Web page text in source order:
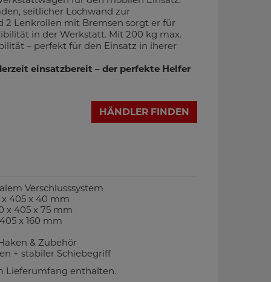
seitlicher Lochwand zur
Lenkrollen mit Bremsen sorgt er für
in der Werkstatt. Mit 200 kg max.
– perfekt für den Einsatz in iherer
einsatzbereit – der perfekte Helfer
HÄNDLER FINDEN
Verschlusssystem
405 x 40 mm
x 405 x 75 mm
x 160 mm
& Zubehör
+ stabiler Schiebegriff
Lieferumfang enthalten.